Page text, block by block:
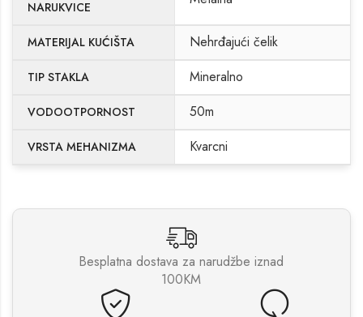
NARUKVICE
MATERIJAL KUĆIŠTA Nehrđajući čelik
TIP STAKLA Mineralno
VODOOTPORNOST 50m
VRSTA MEHANIZMA Kvarcni
Besplatna dostava za narudžbe iznad
100KM